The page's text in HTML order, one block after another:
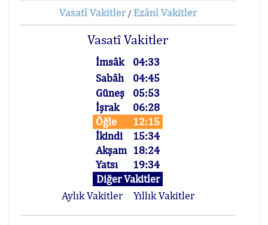
Vasatî Vakitler/ Ezânî Vakitler
Vasatî Vakitler
İmsâk
04:33
Sabâh
04:45
Güneş
05:53
İşrak
06:28
Öğle
12:15
İkindi
15:34
Akşam 18:24
Yatsı
19:34
Diğer Vakitler
Aylık Vakitler
Yıllık Vakitler